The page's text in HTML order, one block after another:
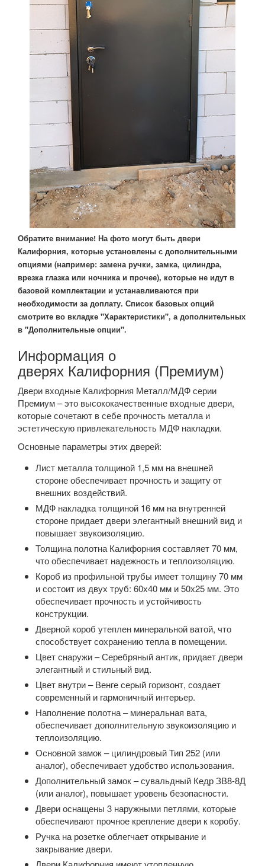
Обратите внимание! На фото могут быть двери
Калифорния, которые установлены с дополнительными
опциями (например: замена ручки, замка, цилиндра,
врезка глазка или ночника и прочее), которые не идут в
базовой комплектации и устанавливаются при
необходимости за доплату. Список базовых опций
смотрите во вкладке "Характеристики", а дополнительных
в "Дополнительные опции".
Информация о
дверях Калифорния (Премиум)
Двери входные Калифорния Металл/МДФ серии
Премиум – это высококачественные входные двери,
которые сочетают в себе прочность металла и
эстетическую привлекательность МДФ накладки.
Основные параметры этих дверей:
Лист металла толщиной 1,5 мм на внешней
стороне обеспечивает прочность и защиту от
внешних воздействий.
МДФ накладка толщиной 16 мм на внутренней
стороне придает двери элегантный внешний вид и
повышает звукоизоляцию.
Толщина полотна Калифорния составляет 70 мм,
что обеспечивает надежность и теплоизоляцию.
Короб из профильной трубы имеет толщину 70 мм
и состоит из двух труб: 60х40 мм и 50х25 мм. Это
обеспечивает прочность и устойчивость
конструкции.
Дверной короб утеплен минеральной ватой, что
способствует сохранению тепла в помещении.
Цвет снаружи – Серебряный антик, придает двери
элегантный и стильный вид.
Цвет внутри – Венге серый горизонт, создает
современный и гармоничный интерьер.
Наполнение полотна – минеральная вата,
обеспечивает дополнительную звукоизоляцию и
теплоизоляцию.
Основной замок – цилиндровый Тип 252 (или
аналог), обеспечивает удобство использования.
Дополнительный замок – сувальдный Кедр ЗВ8-8Д
(или аналог), повышает уровень безопасности.
Двери оснащены 3 наружными петлями, которые
обеспечивают прочное крепление двери к коробу.
Ручка на розетке облегчает открывание и
закрывание двери.